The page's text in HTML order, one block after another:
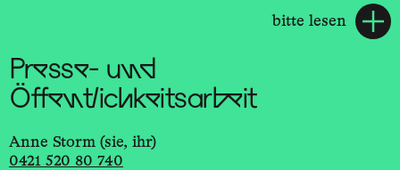
bitte lesen
Presse- und
Öffentlichkeitsarbeit
Anne Storm (sie, ihr)
0421 520 80 740